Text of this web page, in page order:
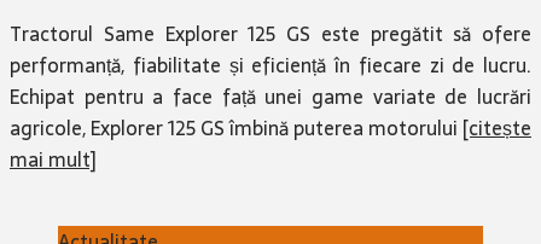
Tractorul Same Explorer 125 GS este pregătit să ofere
performanță, fiabilitate și eficiență în fiecare zi de lucru.
Echipat pentru a face față unei game variate de lucrări
agricole, Explorer 125 GS îmbină puterea motorului [citește
mai mult]